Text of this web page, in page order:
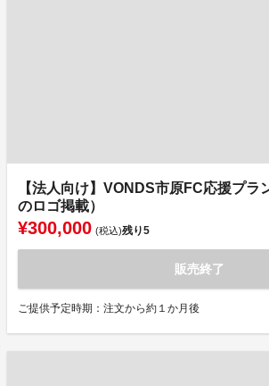
【法人向け】VONDS市原FC応援プラ
のロゴ掲載）
¥300,000 (税込)残り5
販売終了
ご提供予定時期：注文から約１か月後